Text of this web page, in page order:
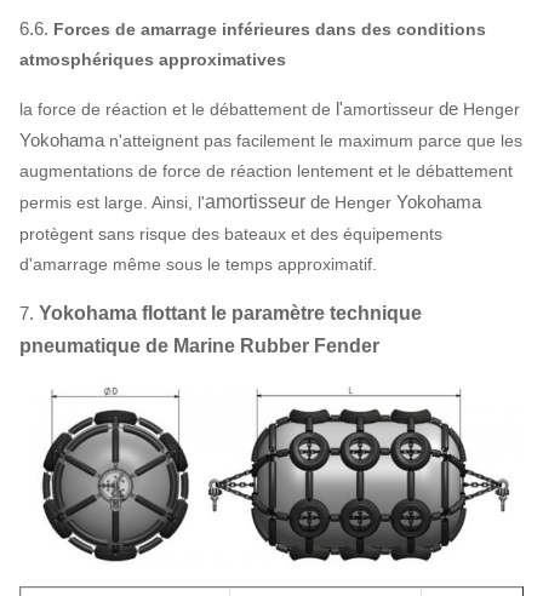
6.6. Forces de amarrage inférieures dans des conditions
atmosphériques approximatives
la force de réaction et le débattement de l'amortisseur de Henger
Yokohama n'atteignent pas facilement le maximum parce que les
augmentations de force de réaction lentement et le débattement
permis est large. Ainsi, l'amortisseur de Henger Yokohama
protègent sans risque des bateaux et des équipements
d'amarrage même sous le temps approximatif.
7. Yokohama flottant le paramètre technique
pneumatique de Marine Rubber Fender